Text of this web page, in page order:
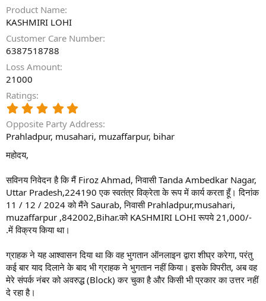
Product Name
KASHMIRI LOHI
Customer Care Number
6387518788
Loss Amount
21000
Ratings
.
0
0
r
(
s
)
Opposite Party Address
Prahladpur, musahari, muzaffarpur, bihar
महोदय,
सविनय निवेदन है कि मैं Firoz Ahmad, निवासी Tanda Ambedkar Nagar,
Uttar Pradesh,224190 एक स्वतंत्र विक्रेता के रूप में कार्य करता हूँ। दिनांक
11 / 12 / 2024 को मैंने Saurab, निवासी Prahladpur,musahari,
muzaffarpur ,842002,Bihar.को KASHMIRI LOHI रूपये 21,000/-
.में विक्रय किया था।
ग्राहक ने यह आश्वासन दिया था कि वह भुगतान ऑनलाइन द्वारा शीघ्र करेगा, परंतु
कई बार याद दिलाने के बाद भी ग्राहक ने भुगतान नहीं किया। इसके विपरीत, अब वह
मेरे संपर्क नंबर को अवरुद्ध (Block) कर चुका है और किसी भी प्रकार का उत्तर नहीं
दे रहा है।